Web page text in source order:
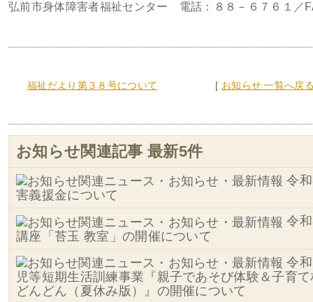
弘前市身体障害者福祉センター 電話：８８－６７６１／
福祉だより第３８号について [ お知らせ 一覧へ戻
お知らせ関連記事 最新5件
令
害義援金について
令
講座「苔玉 教室」の開催について
令
児等短期生活訓練事業『親子であそび体験＆子育
どんどん（夏休み版）』の開催について